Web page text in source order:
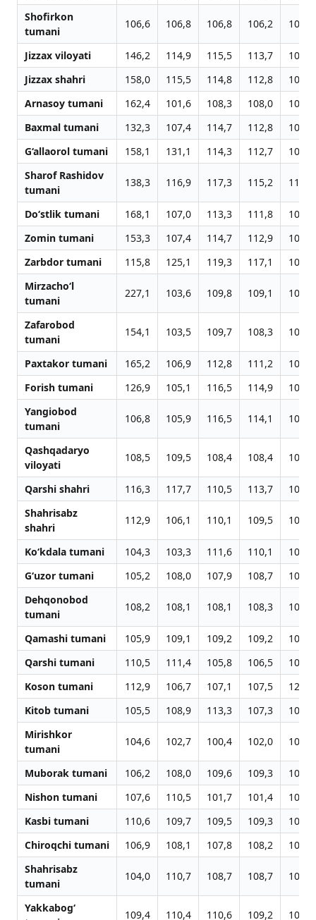
Shofirkon
tumani
106,6 106,8 106,8 106,2 102,4
Jizzax viloyati 146,2 114,9 115,5 113,7
109,1
Jizzax shahri
158,0 115,5 114,8 112,8
109,1
Arnasoy tumani
162,4 101,6 108,3 108,0
104,1
Baxmal tumani
132,3 107,4 114,7 112,8
109,1
G‘allaorol tumani
158,1 131,1 114,3 112,7
109,2
Sharof Rashidov
tumani
138,3 116,9 117,3 115,2 110,3
Do‘stlik tumani 168,1 107,0 113,3 111,8
108,3
Zomin tumani
153,3 107,4 114,7 112,9
108,9
Zarbdor tumani
115,8 125,1 119,3 117,1
109,0
Mirzacho‘l
tumani
227,1 103,6 109,8 109,1 105,0
Zafarobod
tumani
154,1 103,5 109,7 108,3 105,5
Paxtakor tumani 165,2 106,9 112,8 111,2
107,9
Forish tumani
126,9 105,1 116,5 114,9
109,4
Yangiobod
tumani
106,8 105,9 116,5 114,1 109,7
Qashqadaryo
viloyati
108,5 109,5 108,4 108,4 104,0
Qarshi shahri 116,3 117,7 110,5 113,7
103,2
Shahrisabz
shahri
112,9 106,1 110,1 109,5 105,3
Ko‘kdala tumani 104,3 103,3 111,6 110,1
106,0
G‘uzor tumani
105,2 108,0 107,9 108,7
103,8
Dehqonobod
tumani
108,2 108,1 108,1 108,3 104,2
Qamashi tumani 105,9 109,1 109,2 109,2
101,0
Qarshi tumani
110,5 111,4 105,8 106,5
101,3
Koson tumani
112,9 106,7 107,1 107,5
121,8
Kitob tumani
105,5 108,9 113,3 107,3
104,7
Mirishkor
tumani
104,6 102,7 100,4 102,0 104,8
Muborak tumani 106,2 108,0 109,6 109,3
105,4
Nishon tumani
107,6 110,5 101,7 101,4
104,6
Kasbi tumani
110,6 109,7 109,5 109,3
105,4
Chiroqchi tumani
106,9 108,1 107,8 108,2
104,6
Shahrisabz
tumani
104,0 110,7 108,7 108,7 104,5
Yakkabog‘
109,4 110,4 110,6 109,2 105,7